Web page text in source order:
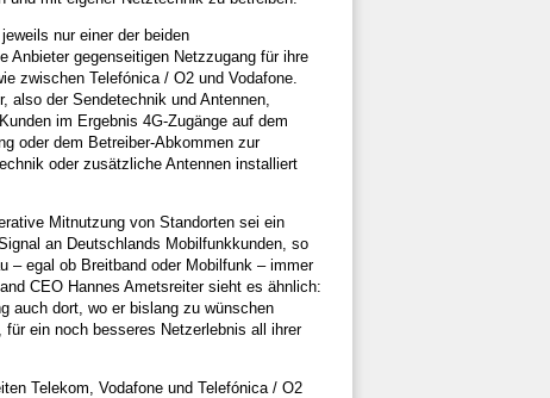
nur einer der beiden
Anbieter gegenseitigen Netzzugang für ihre
zwischen Telefónica / O2 und Vodafone.
der Sendetechnik und Antennen,
im Ergebnis 4G-Zugänge auf dem
oder dem Betreiber-Abkommen zur
oder zusätzliche Antennen installiert
Mitnutzung von Standorten sei ein
an Deutschlands Mobilfunkkunden, so
– egal ob Breitband oder Mobilfunk – immer
CEO Hannes Ametsreiter sieht es ähnlich:
auch dort, wo er bislang zu wünschen
ein noch besseres Netzerlebnis all ihrer
Telekom, Vodafone und Telefónica / O2